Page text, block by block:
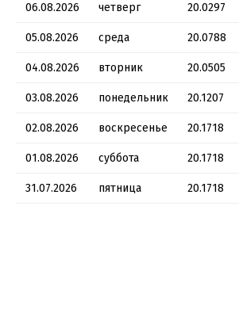
06.08.2026 четверг 20.0297
05.08.2026 среда 20.0788
04.08.2026 вторник 20.0505
03.08.2026 понедельник 20.1207
02.08.2026 воскресенье 20.1718
01.08.2026 суббота 20.1718
31.07.2026 пятница 20.1718